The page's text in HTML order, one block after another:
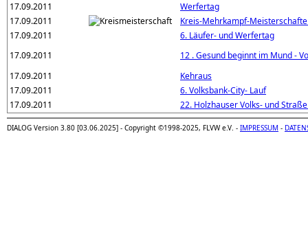
17.09.2011
Werfertag
17.09.2011
Kreis-Mehrkampf-
17.09.2011
6. Läufer- und Werfertag
17.09.2011
12 . Gesund beginnt im Mund -
17.09.2011
Kehraus
17.09.2011
6. Volksbank-City- Lauf
17.09.2011
22. Holzhauser Volks- und
DIALOG Version 3.80 [03.06.2025] - Copyright ©1998-2025, FLVW e.V. - IMPRESSUM -